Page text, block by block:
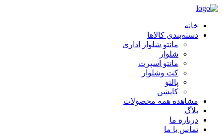
خانه
دسته‌بندی کالاها
مانتو شلوار اداری
شلوار
مانتو اسپرت
کت وشلوار
پالتو
کاپشن
مشاهده همه محصولات
بلاگ
درباره ما
تماس با ما